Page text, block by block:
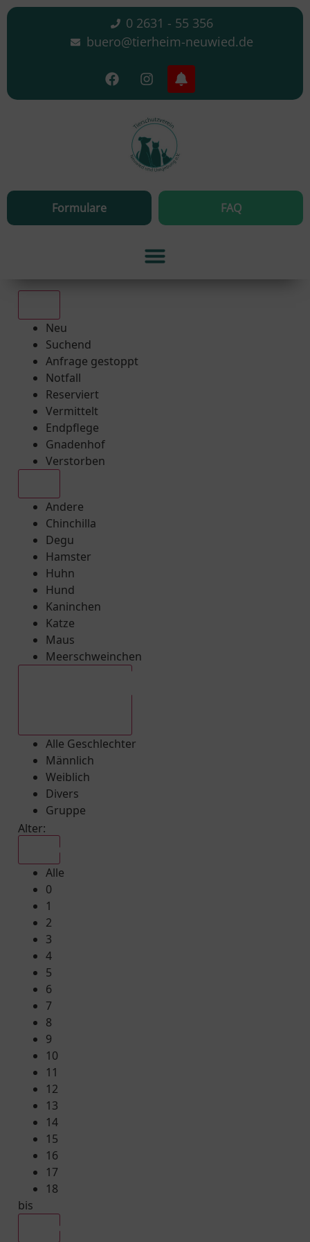
0 2631 - 55 356
buero@tierheim-neuwied.de
Formulare FAQ
Neu
Suchend
Anfrage gestoppt
Notfall
Reserviert
Vermittelt
Endpflege
Gnadenhof
Verstorben
Andere
Chinchilla
Degu
Hamster
Huhn
Hund
Kaninchen
Katze
Maus
Meerschweinchen
Alle Geschlechter
Männlich
Weiblich
Divers
Gruppe
Alter:
Alle
0
1
2
3
4
5
6
7
8
9
10
11
12
13
14
15
16
17
18
bis